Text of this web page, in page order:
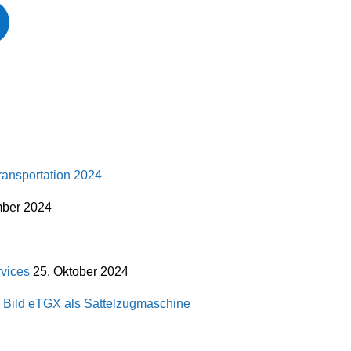
2024
25. Oktober 2024